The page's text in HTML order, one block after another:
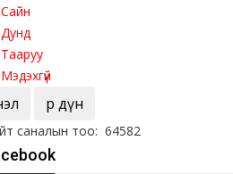
Сайн
Дунд
Тааруу
Мэдэхгүй
Үр дүн
саналын тоо: 64582